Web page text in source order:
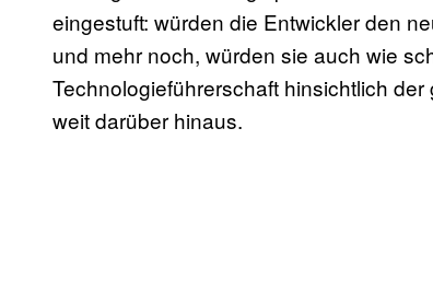
eingestuft: würden die Entwickler den
und mehr noch, würden sie auch wie
Technologieführerschaft hinsichtlich
weit darüber hinaus.